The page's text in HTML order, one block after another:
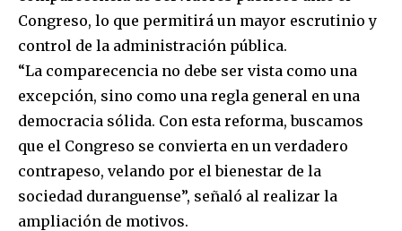
Congreso, lo que permitirá un mayor escrutinio y
control de la administración pública.
“La comparecencia no debe ser vista como una
excepción, sino como una regla general en una
democracia sólida. Con esta reforma, buscamos
que el Congreso se convierta en un verdadero
contrapeso, velando por el bienestar de la
sociedad duranguense”, señaló al realizar la
ampliación de motivos.